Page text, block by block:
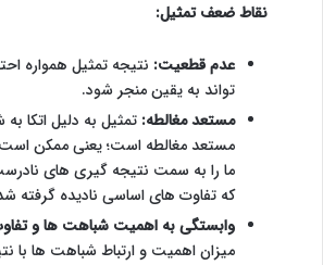
نقاط ضعف تمثیل:
عدم قطعیت: نتیجه تمثیل همواره
تواند به یقین منجر شود.
مستعد مغالطه: تمثیل به دلیل اتکا
مستعد مغالطه است؛ یعنی ممکن
ما را به سمت نتیجه گیری های
که تفاوت های اساسی نادیده گرفته
وابستگی به اهمیت شباهت ها و
میزان اهمیت و ارتباط شباهت ها با